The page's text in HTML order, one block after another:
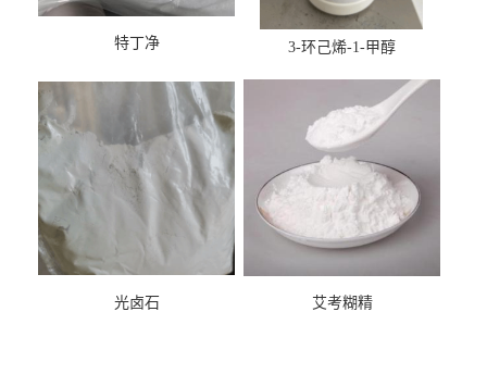
特丁净 3-环己烯-1-甲醇
光卤石 艾考糊精